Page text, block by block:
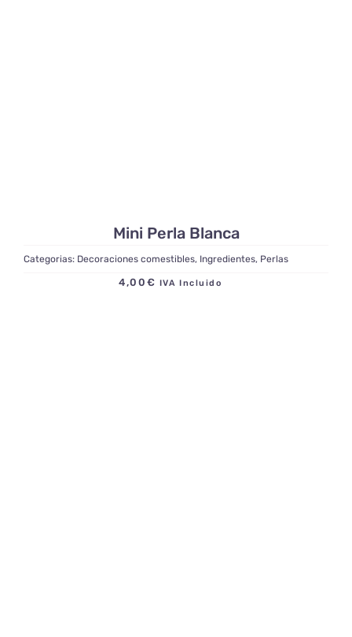
Mini Perla Blanca
Categorias: Decoraciones comestibles, Ingredientes, Perlas
4,00 € IVA Incluido